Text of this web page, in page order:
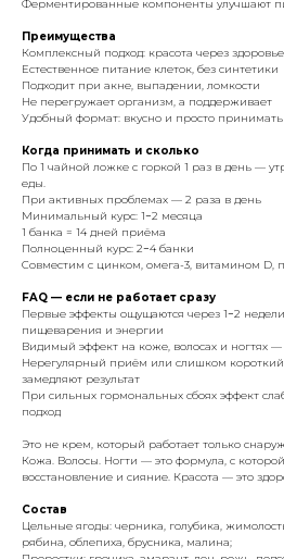
Ферментированные компоненты улучшают
Преимущества
Комплексный подход: красота через здоровье
Естественное питание клеток, без синтетики
Подходит при акне, выпадении, ломкости
Не перегружает организм, а поддерживает
Удобный формат: вкусно и просто принимать
Когда принимать и сколько
По 1 чайной ложке с горкой 1 раз в день —
еды.
При активных проблемах — 2 раза в день
Минимальный курс: 1−2 месяца
1 банка = 14 дней приёма
Полноценный курс: 2−4 банки
Совместим с цинком, омега-3, витамином D,
FAQ — если не работает сразу
Первые эффекты ощущаются через 1−2
пищеварения и энергии
Видимый эффект на коже, волосах и ногтях —
Нерегулярный приём или слишком
замедляют результат
При сильных гормональных сбоях эффект
подход
Это не крем, который работает только
Кожа. Волосы. Ногти — это формула, с
восстановление и сияние. Красота — это
Состав
Цельные ягоды: черника, голубика,
рябина, облепиха, брусника, малина;